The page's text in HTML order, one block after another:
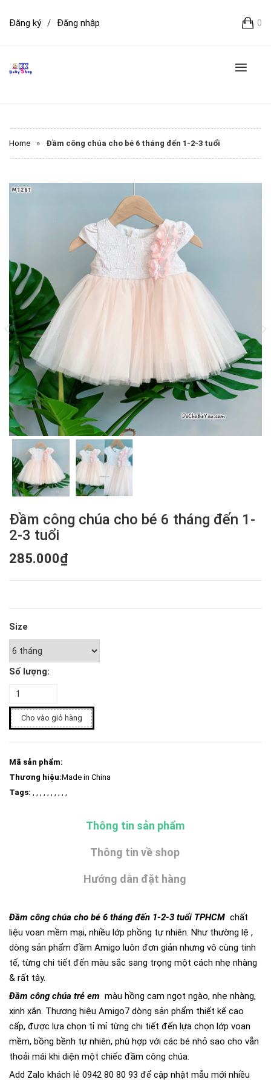
0
Đăng ký / Đăng nhập
Home » Đầm công chúa cho bé 6 tháng đến 1-2-3 tuổi
Đầm công chúa cho bé 6 tháng đến 1-
2-3 tuổi
285.000₫
Size
Số lượng:
Cho vào giỏ hàng
Mã sản phẩm:
Thương hiệu:Made in China
Tags: , , , , , , , , , ,
Thông tin sản phẩm
Thông tin về shop
Hướng dẫn đặt hàng
Đầm công chúa cho bé 6 tháng đến 1-2-3 tuổi TPHCM chất
liệu voan mềm mại, nhiều lớp phồng tự nhiên. Như thường lệ ,
dòng sản phẩm đầm Amigo luôn đơn giản nhưng vô cùng tinh
tế, từng chi tiết đến màu sắc sang trọng một cách nhẹ nhàng
& rất tây.
Đầm công chúa trẻ em màu hồng cam ngọt ngào, nhẹ nhàng,
xinh xắn. Thương hiệu Amigo7 dòng sản phẩm thiết kế cao
cấp, được lựa chọn tỉ mỉ từng chi tiết đến lựa chọn lớp voan
mềm, bồng bềnh tự nhiên, phù hợp với các bé nhỏ sao cho vẫn
thoải mái khi diện một chiếc đầm công chúa.
Add Zalo khách lẻ 0942 80 80 93 để cập nhật mẫu mới nhiều